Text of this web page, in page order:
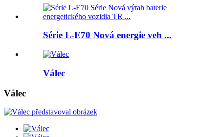
Série L-E70 Nová energie veh ...
Válec
Válec